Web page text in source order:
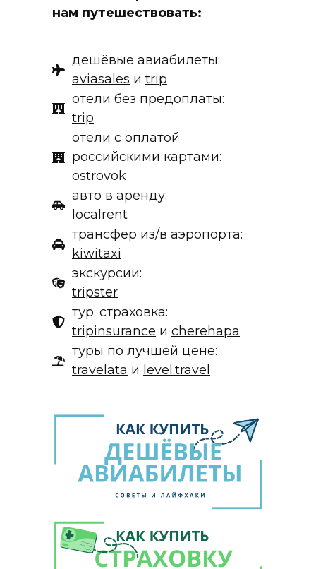
нам путешествовать:
дешёвые авиабилеты:
aviasales и trip
отели без предоплаты:
trip
отели с оплатой
российскими картами:
ostrovok
авто в аренду:
localrent
трансфер из/в аэропорта:
kiwitaxi
экскурсии:
tripster
тур. страховка:
tripinsurance и cherehapa
туры по лучшей цене:
travelata и level.travel